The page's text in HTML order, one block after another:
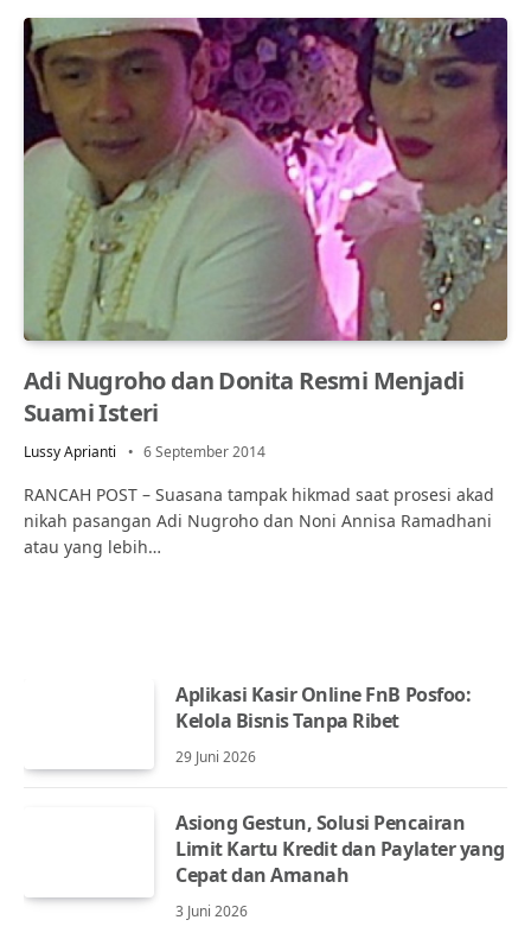
Adi Nugroho dan Donita Resmi Menjadi
Suami Isteri
Lussy Aprianti 6 September 2014
RANCAH POST – Suasana tampak hikmad saat prosesi akad
nikah pasangan Adi Nugroho dan Noni Annisa Ramadhani
atau yang lebih…
Aplikasi Kasir Online FnB Posfoo:
Kelola Bisnis Tanpa Ribet
29 Juni 2026
Asiong Gestun, Solusi Pencairan
Limit Kartu Kredit dan Paylater yang
Cepat dan Amanah
3 Juni 2026